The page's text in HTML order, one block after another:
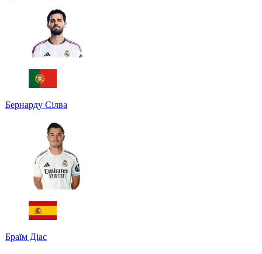
Бернарду Сілва
Браїм Діас